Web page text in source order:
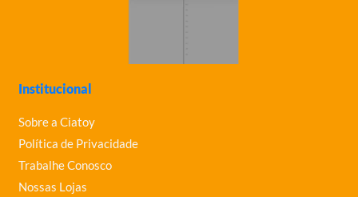
Institucional
Sobre a Ciatoy
Política de Privacidade
Trabalhe Conosco
Nossas Lojas